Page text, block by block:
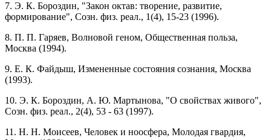
7. Э. К. Бороздин, "Закон октав: творение, развитие,
формирование", Созн. физ. реал., 1(4), 15-23 (1996).
8. П. П. Гаряев, Волновой геном, Общественная польза,
Москва (1994).
9. Е. К. Файдыш, Измененные состояния сознания, Москва
(1993).
10. Э. К. Бороздин, А. Ю. Мартынова, "О свойствах живого",
Созн. физ. реал., 2(4), 53 - 63 (1997).
11. Н. Н. Моисеев, Человек и ноосфера, Молодая гвардия,